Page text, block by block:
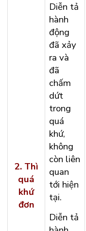
2. Thì
quá
khứ
đơn
Diễn tả
hành
động
đã xảy
ra và
đã
chấm
dứt
trong
quá
khứ,
không
còn liên
quan
tới hiện
tại.
Diễn tả